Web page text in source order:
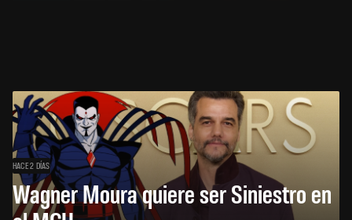
HACE 2 DÍAS
Wagner Moura quiere ser Siniestro en